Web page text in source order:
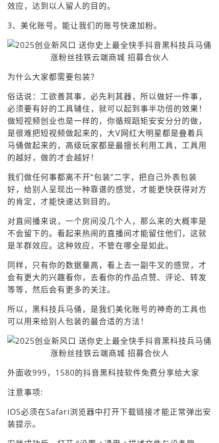
效应，达到以人留人的目的。
3、美化账号。能让我们的账号快速加粉。
为什么大家都需要包装？
俗话说：工欲善其事，必先利其器，所以做好一件事，
必须要有好的工具辅住，就可以起到事半功倍的效果！
做短视频创业也是一样的，你循规蹈矩安安分分的做，
是很难把短视频做起来的，大V网红大明星都是叠着兵
马俑做起来的，高级玩家都是最擅长利用工具，工具用
的越好，做的才会越好！
我们做任何事都离不开“包装”二字，把自己外表包装
好，给别人呈现出一种靠谱的感觉，才能更快获得对方
的肯定，才能快速达到目的。
对直间播来说，一个房间没几个人，那么来的大概率是
不会留下的。看起来热闹的直播间才能留住他们，这就
是羊群效应。这种效应，不管在哪全是如此。
同样，只有你的数据量高，看上去一副牛叉的感觉，才
会有更大的兴趣看你，去看你的作品点赞、评论、转发
等等，然后会有更多的关注。
所以，黑科技兵马俑，是我们美化账号的神奇的工具也
可以用来给别人包装的最合适的方法！
外面收999，1580的抖音黑科技软件免费分享给大家
注意事项:
IOS必须在Safari浏览器中打开下载链接才能正常弹出安
装提示。